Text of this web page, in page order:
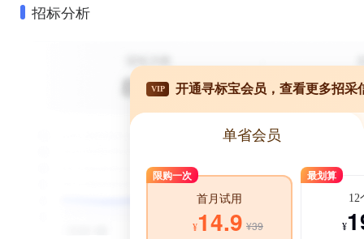
招标分析
VIP 开通寻标宝会员，查看更多招采
单省会员
限购一次
首月试用
¥14.9 ¥39
最划算
12
¥